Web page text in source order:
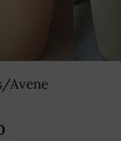
Avene